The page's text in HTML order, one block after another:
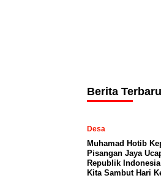
Berita Terbaru
Desa
Muhamad Hotib
Pisangan Jaya
Republik
Kita Sambut Hari